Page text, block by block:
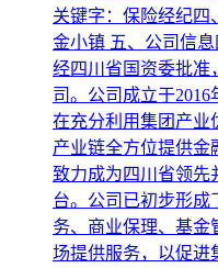
关键字：保险经纪四
金小镇 五、公司信
经四川省国资委批准
司。公司成立于
在充分利用集团产业
产业链全方位提供金
致力成为四川省领先
台。公司已初步形成
务、商业保理、基金
场提供服务，以促进